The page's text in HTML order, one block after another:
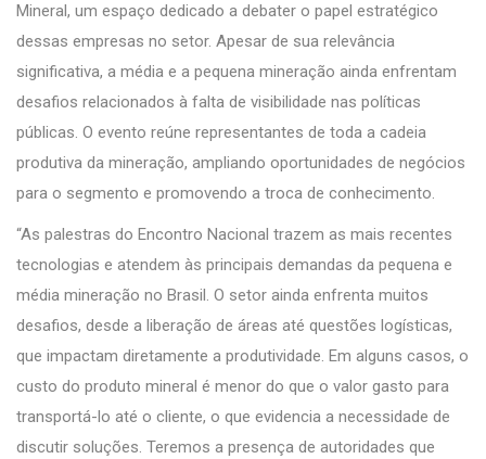
Mineral, um espaço dedicado a debater o papel estratégico
dessas empresas no setor. Apesar de sua relevância
significativa, a média e a pequena mineração ainda enfrentam
desafios relacionados à falta de visibilidade nas políticas
públicas. O evento reúne representantes de toda a cadeia
produtiva da mineração, ampliando oportunidades de negócios
para o segmento e promovendo a troca de conhecimento.
“As palestras do Encontro Nacional trazem as mais recentes
tecnologias e atendem às principais demandas da pequena e
média mineração no Brasil. O setor ainda enfrenta muitos
desafios, desde a liberação de áreas até questões logísticas,
que impactam diretamente a produtividade. Em alguns casos, o
custo do produto mineral é menor do que o valor gasto para
transportá-lo até o cliente, o que evidencia a necessidade de
discutir soluções. Teremos a presença de autoridades que